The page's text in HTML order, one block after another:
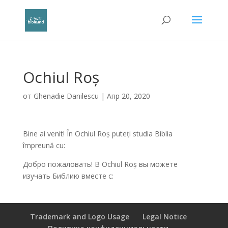
Ochiul Roș
от Ghenadie Danilescu | Апр 20, 2020
Bine ai venit! În Ochiul Roș puteți studia Biblia
împreună cu:
Добро пожаловать! В Ochiul Roș вы можете
изучать Библию вместе с:
Trademark and Logo Usage
Legal Notice